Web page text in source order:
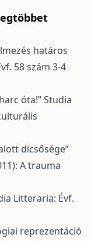
határos
58 szám 3-4
óta!”Studia
dicsősége”
A trauma
Litteraria: Évf.
reprezentáció